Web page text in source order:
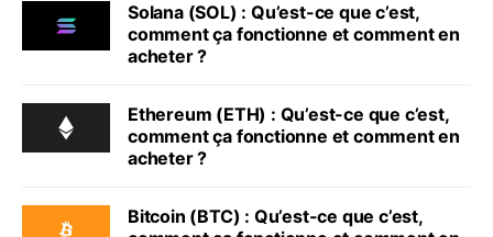
Solana (SOL) : Qu’est-ce que c’est,
comment ça fonctionne et comment en
acheter ?
Ethereum (ETH) : Qu’est-ce que c’est,
comment ça fonctionne et comment en
acheter ?
Bitcoin (BTC) : Qu’est-ce que c’est,